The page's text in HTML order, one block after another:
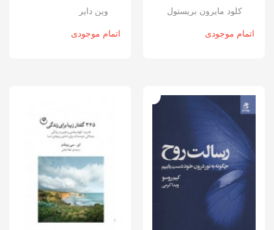
کلود مایرون بریستول
اتمام موجودی
وین دایر
اتمام موجودی